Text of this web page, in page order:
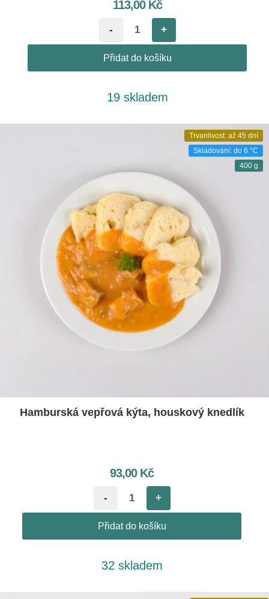
113,00 Kč
- +
Přidat do košíku
19 skladem
Trvanlivost: až 45 dní
Skladování: do 6 °C
400 g
Hamburská vepřová kýta, houskový knedlík
93,00 Kč
- +
Přidat do košíku
32 skladem